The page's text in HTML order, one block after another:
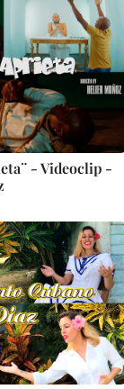
- Videoclip -